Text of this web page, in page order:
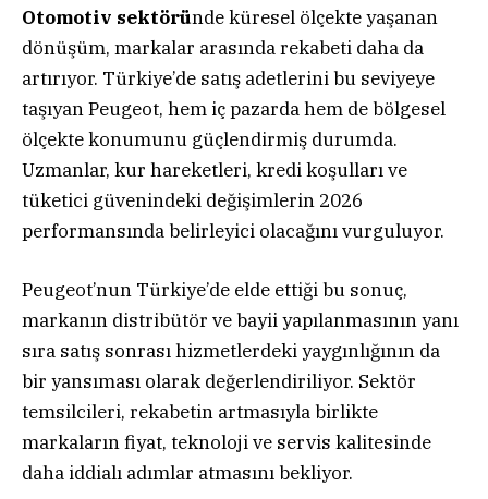
Otomotiv sektöründe küresel ölçekte yaşanan
dönüşüm, markalar arasında rekabeti daha da
artırıyor. Türkiye’de satış adetlerini bu seviyeye
taşıyan Peugeot, hem iç pazarda hem de bölgesel
ölçekte konumunu güçlendirmiş durumda.
Uzmanlar, kur hareketleri, kredi koşulları ve
tüketici güvenindeki değişimlerin 2026
performansında belirleyici olacağını vurguluyor.
Peugeot’nun Türkiye’de elde ettiği bu sonuç,
markanın distribütör ve bayii yapılanmasının yanı
sıra satış sonrası hizmetlerdeki yaygınlığının da
bir yansıması olarak değerlendiriliyor. Sektör
temsilcileri, rekabetin artmasıyla birlikte
markaların fiyat, teknoloji ve servis kalitesinde
daha iddialı adımlar atmasını bekliyor.